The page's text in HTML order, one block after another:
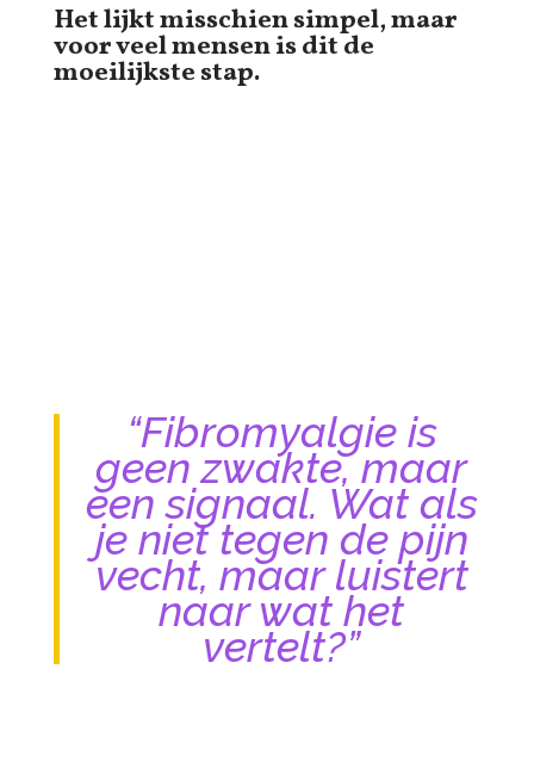
Het lijkt misschien simpel, maar
voor veel mensen is dit de
moeilijkste stap.
“Fibromyalgie is
geen zwakte, maar
een signaal. Wat als
je niet tegen de pijn
vecht, maar luistert
naar wat het
vertelt?”